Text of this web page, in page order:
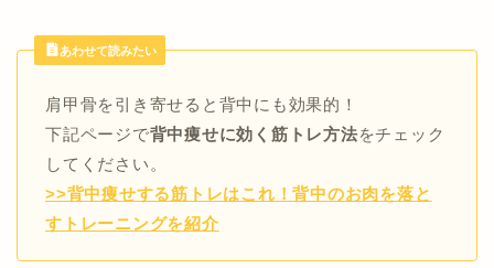
あわせて読みたい
肩甲骨を引き寄せると背中にも効果的！
下記ページで背中痩せに効く筋トレ方法をチェック
してください。
>>背中痩せする筋トレはこれ！背中のお肉を落と
すトレーニングを紹介